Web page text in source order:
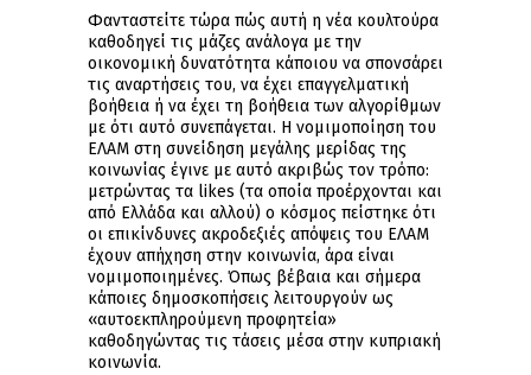
Φανταστείτε τώρα πώς αυτή η νέα κουλτούρα
καθοδηγεί τις μάζες ανάλογα με την
οικονομική δυνατότητα κάποιου να σπονσάρει
τις αναρτήσεις του, να έχει επαγγελματική
βοήθεια ή να έχει τη βοήθεια των αλγορίθμων
με ότι αυτό συνεπάγεται. Η νομιμοποίηση του
ΕΛΑΜ στη συνείδηση μεγάλης μερίδας της
κοινωνίας έγινε με αυτό ακριβώς τον τρόπο:
μετρώντας τα likes (τα οποία προέρχονται και
από Ελλάδα και αλλού) ο κόσμος πείστηκε ότι
οι επικίνδυνες ακροδεξιές απόψεις του ΕΛΑΜ
έχουν απήχηση στην κοινωνία, άρα είναι
νομιμοποιημένες. Όπως βέβαια και σήμερα
κάποιες δημοσκοπήσεις λειτουργούν ως
«αυτοεκπληρούμενη προφητεία»
καθοδηγώντας τις τάσεις μέσα στην κυπριακή
κοινωνία.